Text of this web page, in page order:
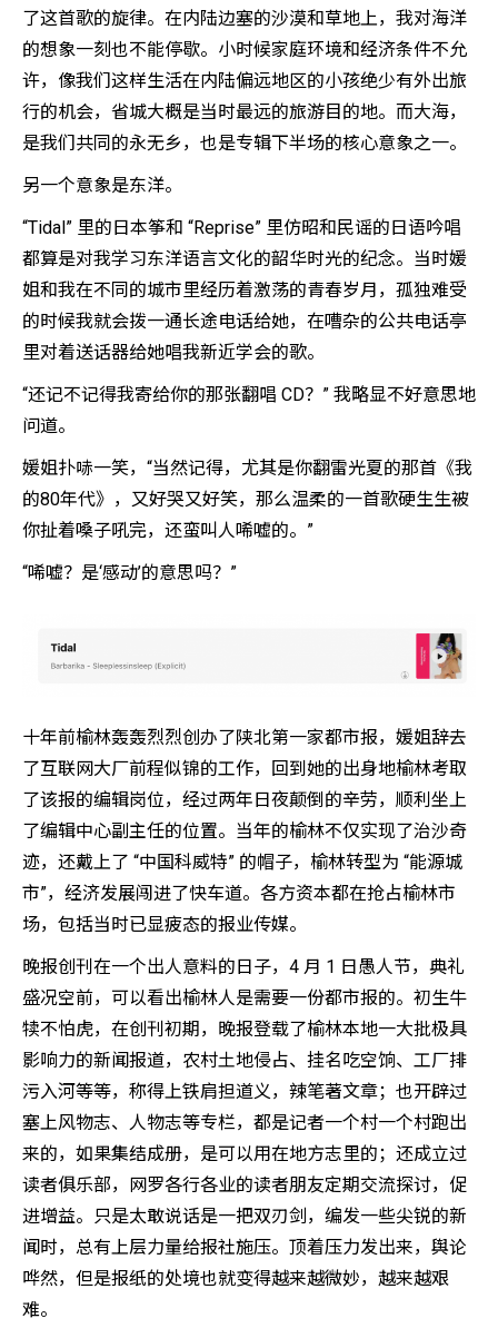
了这首歌的旋律。在内陆边塞的沙漠和草地上，我对海洋
的想象一刻也不能停歇。小时候家庭环境和经济条件不允
许，像我们这样生活在内陆偏远地区的小孩绝少有外出旅
行的机会，省城大概是当时最远的旅游目的地。而大海，
是我们共同的永无乡，也是专辑下半场的核心意象之一。
另一个意象是东洋。
“Tidal” 里的日本筝和 “Reprise” 里仿昭和民谣的日语吟唱
都算是对我学习东洋语言文化的韶华时光的纪念。当时媛
姐和我在不同的城市里经历着激荡的青春岁月，孤独难受
的时候我就会拨一通长途电话给她，在嘈杂的公共电话亭
里对着送话器给她唱我新近学会的歌。
“还记不记得我寄给你的那张翻唱 CD？” 我略显不好意思地
问道。
媛姐扑哧一笑，“当然记得，尤其是你翻雷光夏的那首《我
的80年代》，又好哭又好笑，那么温柔的一首歌硬生生被
你扯着嗓子吼完，还蛮叫人唏嘘的。”
“唏嘘？是‘感动’的意思吗？”
十年前榆林轰轰烈烈创办了陕北第一家都市报，媛姐辞去
了互联网大厂前程似锦的工作，回到她的出身地榆林考取
了该报的编辑岗位，经过两年日夜颠倒的辛劳，顺利坐上
了编辑中心副主任的位置。当年的榆林不仅实现了治沙奇
迹，还戴上了 “中国科威特” 的帽子，榆林转型为 “能源城
市”，经济发展闯进了快车道。各方资本都在抢占榆林市
场，包括当时已显疲态的报业传媒。
晚报创刊在一个出人意料的日子，4 月 1 日愚人节，典礼
盛况空前，可以看出榆林人是需要一份都市报的。初生牛
犊不怕虎，在创刊初期，晚报登载了榆林本地一大批极具
影响力的新闻报道，农村土地侵占、挂名吃空饷、工厂排
污入河等等，称得上铁肩担道义，辣笔著文章；也开辟过
塞上风物志、人物志等专栏，都是记者一个村一个村跑出
来的，如果集结成册，是可以用在地方志里的；还成立过
读者俱乐部，网罗各行各业的读者朋友定期交流探讨，促
进增益。只是太敢说话是一把双刃剑，编发一些尖锐的新
闻时，总有上层力量给报社施压。顶着压力发出来，舆论
哗然，但是报纸的处境也就变得越来越微妙，越来越艰
难。